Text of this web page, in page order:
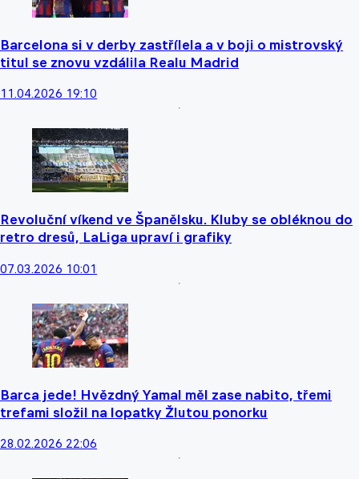
Barcelona si v derby zastřílela a v boji o mistrovský
titul se znovu vzdálila Realu Madrid
11.04.2026 19:10
Revoluční víkend ve Španělsku. Kluby se obléknou do
retro dresů, LaLiga upraví i grafiky
07.03.2026 10:01
Barca jede! Hvězdný Yamal měl zase nabito, třemi
trefami složil na lopatky Žlutou ponorku
28.02.2026 22:06